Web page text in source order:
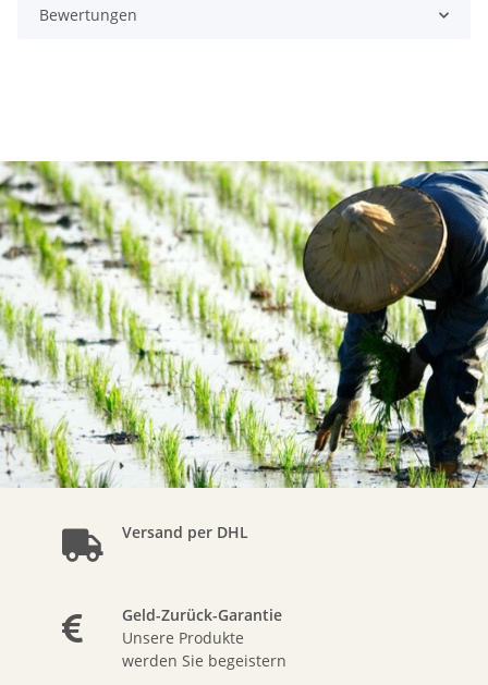
Bewertungen
Versand per DHL
Geld-Zurück-Garantie
Unsere Produkte
werden Sie begeistern